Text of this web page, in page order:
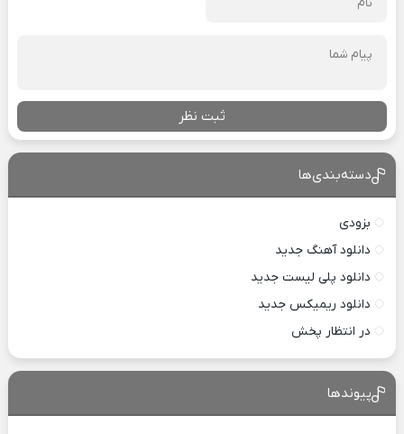
ثبت نظر
دسته‌بندی‌ها
بزودی
دانلود آهنگ جدید
دانلود پلی لیست جدید
دانلود ریمیکس جدید
در انتظار پخش
پیوندها